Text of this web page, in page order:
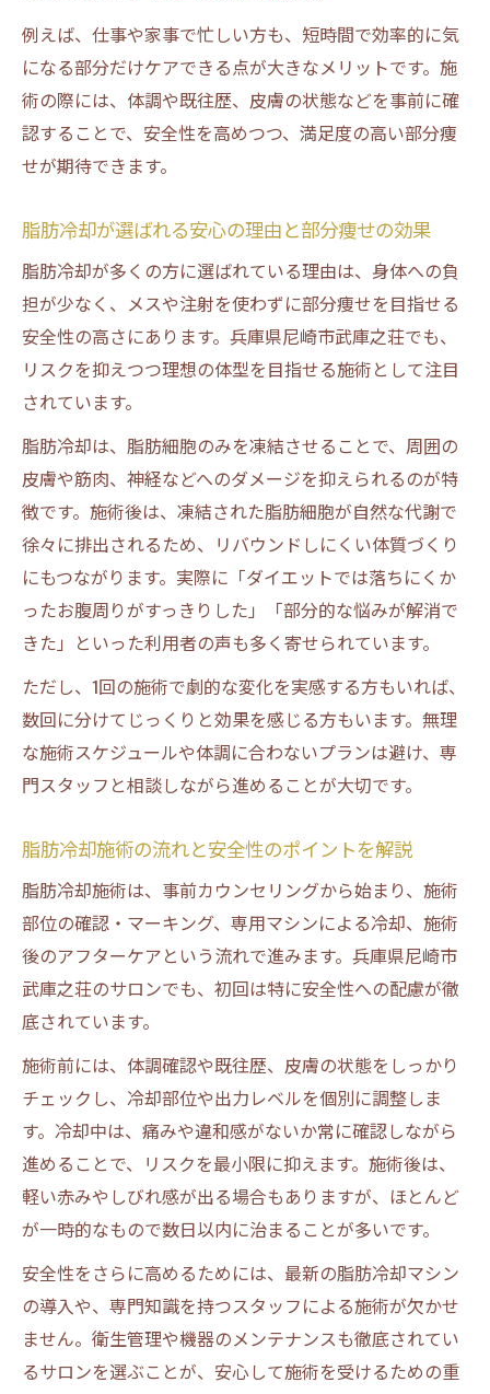
脂肪冷却メンズ対応サロンで安心して受け
るコツ
脂肪冷却で忙しい男性も短時間で効果を実
感
脂肪冷却施術でメンズもリラックスできる
に迫る
短時間施術が可能な脂肪冷却の強み
脂肪冷却は忙しい方にも最適な時短エステ
脂肪冷却短時間施術の仕組みとメリットを
脂肪冷却で仕事終わりも気軽に部分痩せを
実現
脂肪冷却サロンで効率良くスキマ時間を活
用
脂肪冷却短時間コースと従来施術の違いと
は
リバウンドしにくい脂肪冷却の安心感
脂肪冷却がリバウンドしにくい理由を徹底
解説
脂肪冷却で持続的なボディラインを手に入
脂肪冷却の施術後に心がけたい生活習慣と
は
脂肪冷却後の効果維持に役立つアドバイス
脂肪冷却で無理なく理想の体型をキープす
る
脂肪冷却の効果や回数と医療との違い解説
脂肪冷却は1回でどこまで効果が期待でき
る？
脂肪冷却の効果を最大化する施術回数の目
安
サロン脂肪冷却と医療脂肪冷却の違いを比
較
脂肪冷却の効果を左右する要素と注意点
脂肪冷却で得られる部分痩せの実感とは
例えば、仕事や家事で忙しい方も、短時間で効率的に気
になる部分だけケアできる点が大きなメリットです。施
術の際には、体調や既往歴、皮膚の状態などを事前に確
認することで、安全性を高めつつ、満足度の高い部分痩
せが期待できます。
脂肪冷却が選ばれる安心の理由と部分痩せの効果
脂肪冷却が多くの方に選ばれている理由は、身体への負
担が少なく、メスや注射を使わずに部分痩せを目指せる
安全性の高さにあります。兵庫県尼崎市武庫之荘でも、
リスクを抑えつつ理想の体型を目指せる施術として注目
されています。
脂肪冷却は、脂肪細胞のみを凍結させることで、周囲の
皮膚や筋肉、神経などへのダメージを抑えられるのが特
徴です。施術後は、凍結された脂肪細胞が自然な代謝で
徐々に排出されるため、リバウンドしにくい体質づくり
にもつながります。実際に「ダイエットでは落ちにくか
ったお腹周りがすっきりした」「部分的な悩みが解消で
きた」といった利用者の声も多く寄せられています。
ただし、1回の施術で劇的な変化を実感する方もいれば、
数回に分けてじっくりと効果を感じる方もいます。無理
な施術スケジュールや体調に合わないプランは避け、専
門スタッフと相談しながら進めることが大切です。
脂肪冷却施術の流れと安全性のポイントを解説
脂肪冷却施術は、事前カウンセリングから始まり、施術
部位の確認・マーキング、専用マシンによる冷却、施術
後のアフターケアという流れで進みます。兵庫県尼崎市
武庫之荘のサロンでも、初回は特に安全性への配慮が徹
底されています。
施術前には、体調確認や既往歴、皮膚の状態をしっかり
チェックし、冷却部位や出力レベルを個別に調整しま
す。冷却中は、痛みや違和感がないか常に確認しながら
進めることで、リスクを最小限に抑えます。施術後は、
軽い赤みやしびれ感が出る場合もありますが、ほとんど
が一時的なもので数日以内に治まることが多いです。
安全性をさらに高めるためには、最新の脂肪冷却マシン
の導入や、専門知識を持つスタッフによる施術が欠かせ
ません。衛生管理や機器のメンテナンスも徹底されてい
るサロンを選ぶことが、安心して施術を受けるための重